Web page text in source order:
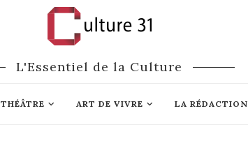
L'Essentiel de la Culture
THÉÂTRE ART DE VIVRE LA RÉDACTION